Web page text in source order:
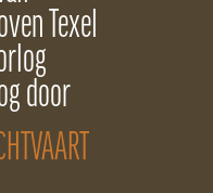
Texel
door